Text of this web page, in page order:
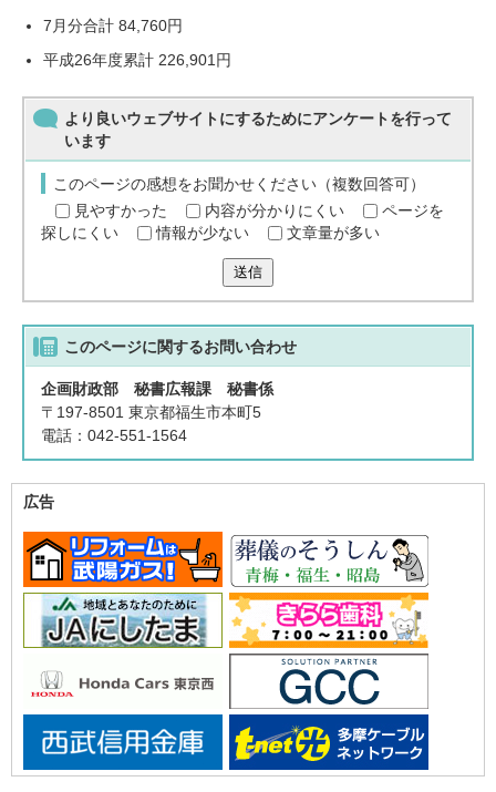
7月分合計 84,760円
平成26年度累計 226,901円
より良いウェブサイトにするためにアンケートを行って
います
このページの感想をお聞かせください（複数回答可）
見やすかった
内容が分かりにくい
ページを
探しにくい
情報が少ない 文章量が多い
送信
このページに関するお問い合わせ
企画財政部 秘書広報課 秘書係
〒197-8501 東京都福生市本町5
電話：042-551-1564
広告